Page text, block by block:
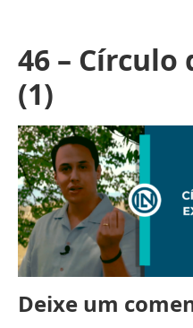
46 – Círculo
(1)
Deixe um